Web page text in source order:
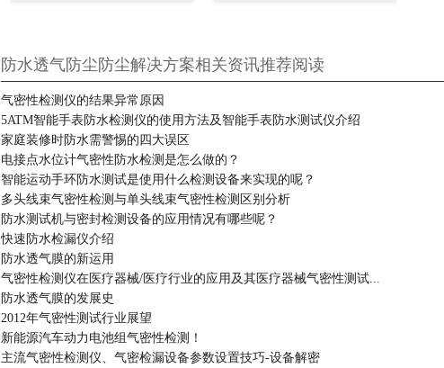
防水透气防尘防尘解决方案相关资讯推荐阅读
气密性检测仪的结果异常原因
5ATM智能手表防水检测仪的使用方法及智能手表防水测试仪介绍
家庭装修时防水需警惕的四大误区
电接点水位计气密性防水检测是怎么做的？
智能运动手环防水测试是使用什么检测设备来实现的呢？
多头线束气密性检测与单头线束气密性检测区别分析
防水测试机与密封检测设备的应用情况有哪些呢？
快速防水检漏仪介绍
防水透气膜的新运用
气密性检测仪在医疗器械/医疗行业的应用及其医疗器械气密性测试...
防水透气膜的发展史
2012年气密性测试行业展望
新能源汽车动力电池组气密性检测！
主流气密性检测仪、气密检漏设备参数设置技巧-设备解密